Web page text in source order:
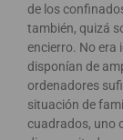
de los
también, quizá
encierro. No era
disponían de
ordenadores
situación de
cuadrados, uno